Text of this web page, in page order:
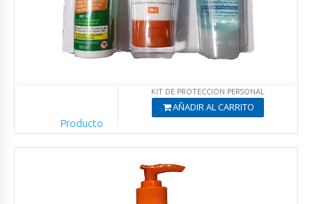
KIT DE PROTECCION PERSONAL
AÑADIR AL CARRITO
Producto
Ver productos